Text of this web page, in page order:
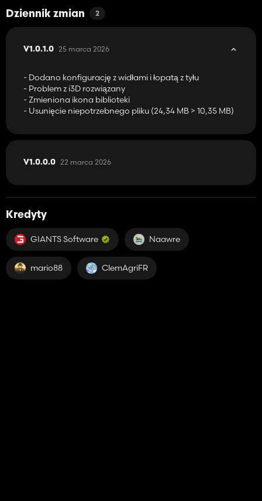
Dziennik zmian 2
V1.0.1.0 25 marca 2026
- Dodano konfigurację z widłami i łopatą z tyłu
- Problem z i3D rozwiązany
- Zmieniona ikona biblioteki
- Usunięcie niepotrzebnego pliku (24,34 MB > 10,35 MB)
V1.0.0.0 22 marca 2026
Kredyty
GIANTS Software Naawre
mario88 ClemAgriFR